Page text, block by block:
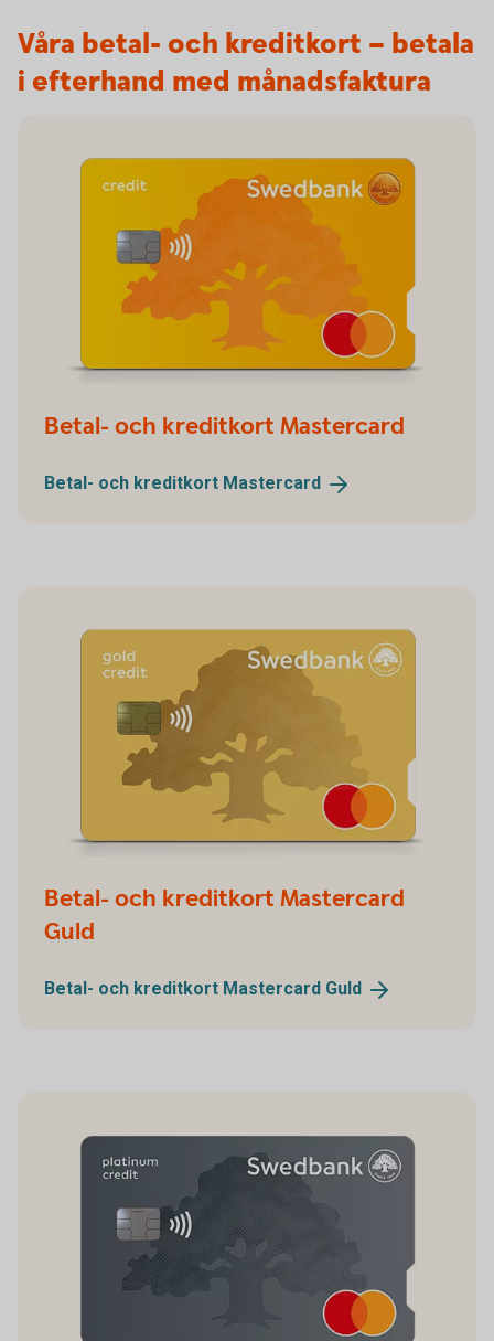
Våra betal- och kreditkort – betala
i efterhand med månadsfaktura
Betal- och kreditkort Mastercard
Betal- och kreditkort Mastercard
Betal- och kreditkort Mastercard
Guld
Betal- och kreditkort Mastercard Guld